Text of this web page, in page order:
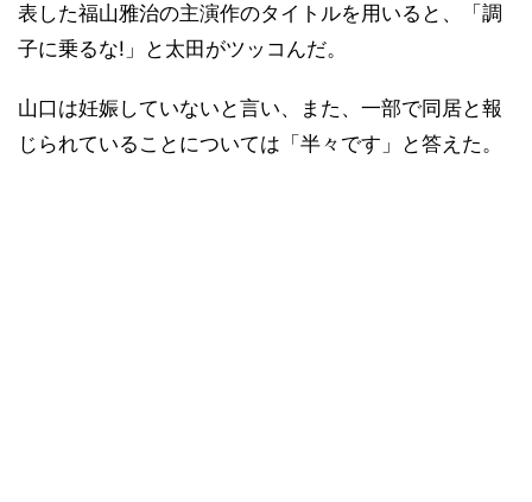
表した福山雅治の主演作のタイトルを用いると、「調
子に乗るな!」と太田がツッコんだ。
山口は妊娠していないと言い、また、一部で同居と報
じられていることについては「半々です」と答えた。